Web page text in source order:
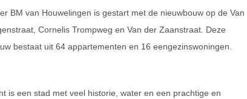
BM van Houwelingen is gestart met de nieuwbouw op de Van
Cornelis Trompweg en Van der Zaanstraat. Deze
bestaat uit 64 appartementen en 16 eengezinswoningen.
is een stad met veel historie, water en een prachtige en